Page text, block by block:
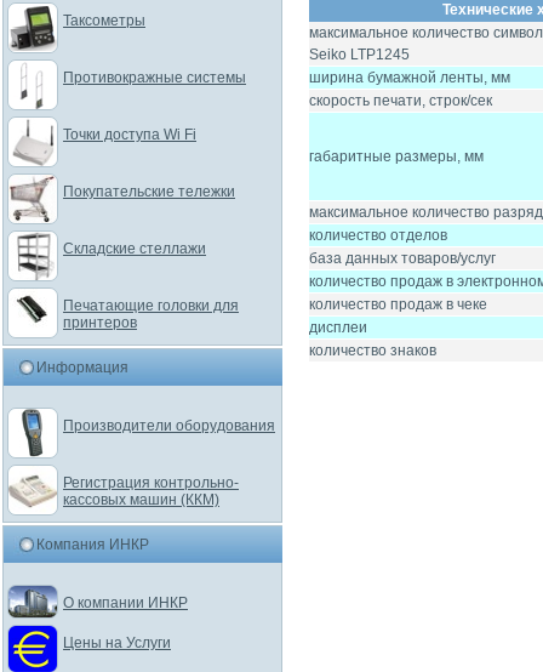
Технические
максимальное количество
Seiko LTP1245
ширина бумажной ленты, мм
скорость печати, строк/сек
габаритные размеры, мм
максимальное количество
количество отделов
база данных товаров/услуг
количество продаж в
количество продаж в чеке
дисплеи
количество знаков
Таксометры
Противокражные системы
Точки доступа Wi Fi
Покупательские тележки
Складские стеллажи
Печатающие головки для
принтеров
Информация
Производители оборудования
Регистрация контрольно-
кассовых машин (ККМ)
Компания ИНКР
О компании ИНКР
Цены на Услуги